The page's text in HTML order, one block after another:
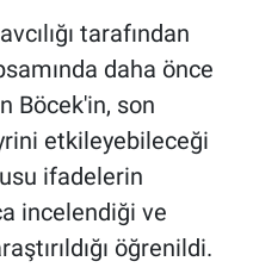
tarafından
daha önce
Böcek'in, son
etkileyebileceği
ifadelerin
incelendiği ve
öğrenildi.